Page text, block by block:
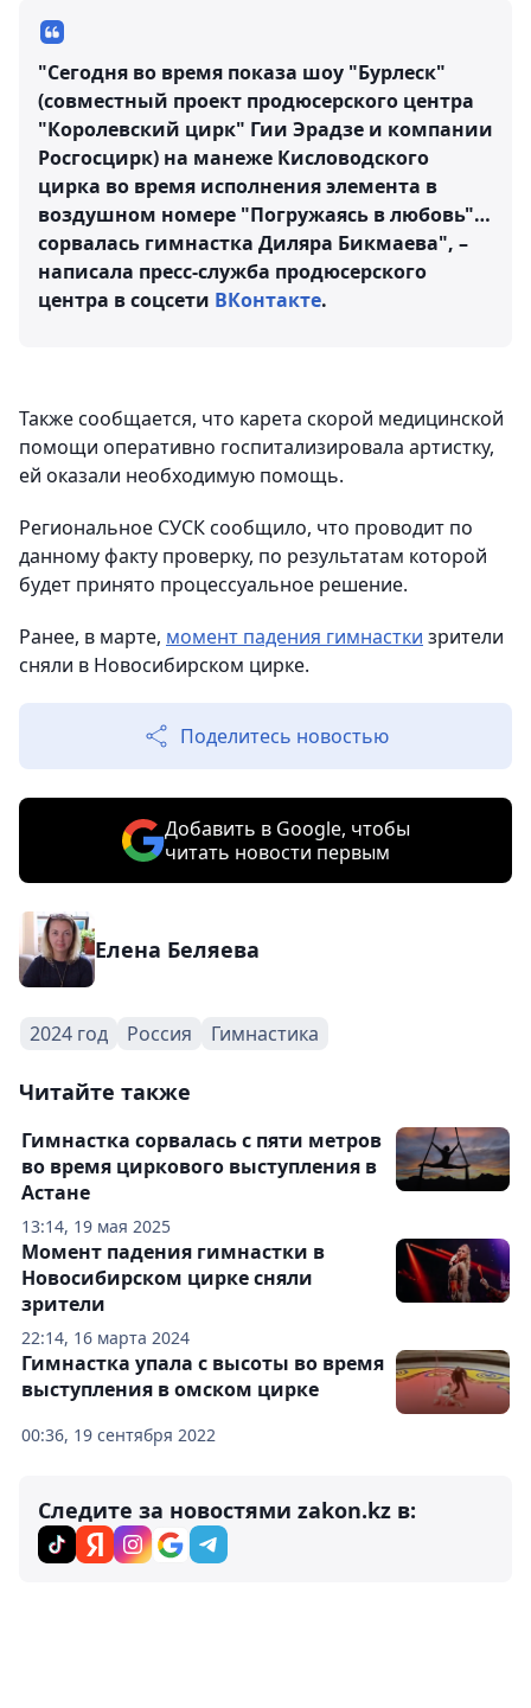
"Сегодня во время показа шоу "Бурлеск"
(совместный проект продюсерского центра
"Королевский цирк" Гии Эрадзе и компании
Росгосцирк) на манеже Кисловодского
цирка во время исполнения элемента в
воздушном номере "Погружаясь в любовь"…
сорвалась гимнастка Диляра Бикмаева", –
написала пресс-служба продюсерского
центра в соцсети ВКонтакте.
Также сообщается, что карета скорой медицинской
помощи оперативно госпитализировала артистку,
ей оказали необходимую помощь.
Региональное СУСК сообщило, что проводит по
данному факту проверку, по результатам которой
будет принято процессуальное решение.
Ранее, в марте, момент падения гимнастки зрители
сняли в Новосибирском цирке.
Поделитесь новостью
Добавить в Google, чтобы
читать новости первым
Елена Беляева
2024 год Россия Гимнастика
Читайте также
13:14, 19 мая 2025
Гимнастка сорвалась с пяти метров
во время циркового выступления в
Астане
22:14, 16 марта 2024
Момент падения гимнастки в
Новосибирском цирке сняли
зрители
00:36, 19 сентября 2022
Гимнастка упала с высоты во время
выступления в омском цирке
Следите за новостями zakon.kz в: